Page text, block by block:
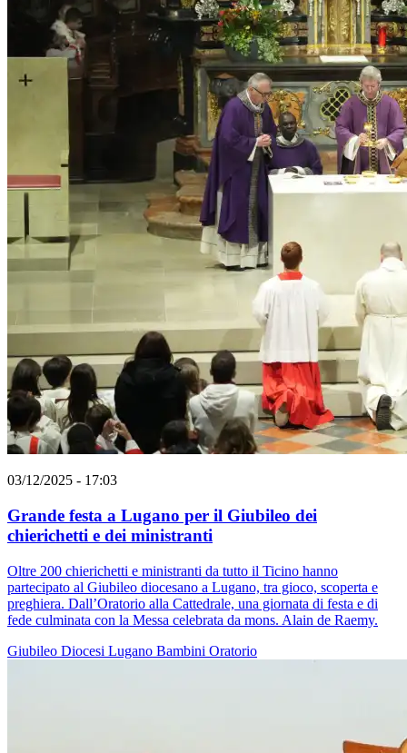
03/12/2025 - 17:03
Grande festa a Lugano per il Giubileo dei
chierichetti e dei ministranti
Oltre 200 chierichetti e ministranti da tutto il Ticino hanno
partecipato al Giubileo diocesano a Lugano, tra gioco, scoperta e
preghiera. Dall’Oratorio alla Cattedrale, una giornata di festa e di
fede culminata con la Messa celebrata da mons. Alain de Raemy.
Giubileo Diocesi Lugano Bambini Oratorio